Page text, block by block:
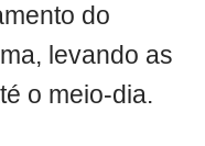
do
levando as
o meio-dia.